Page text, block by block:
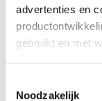
advertenties en
gebruikt en met
Informatie
Noodzakelijk